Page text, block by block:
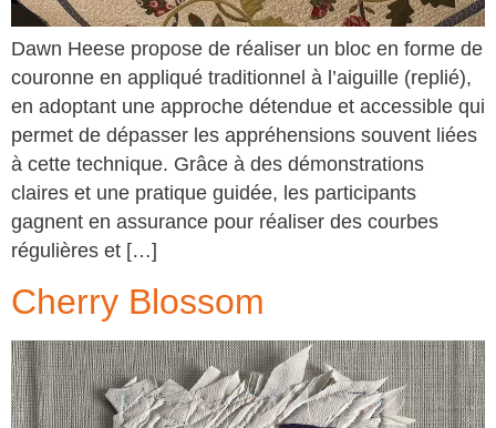
Dawn Heese propose de réaliser un bloc en forme de
couronne en appliqué traditionnel à l’aiguille (replié),
en adoptant une approche détendue et accessible qui
permet de dépasser les appréhensions souvent liées
à cette technique. Grâce à des démonstrations
claires et une pratique guidée, les participants
gagnent en assurance pour réaliser des courbes
régulières et […]
Cherry Blossom